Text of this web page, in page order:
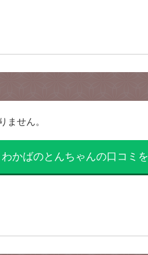
ません。
わかばのとんちゃんの口コミ